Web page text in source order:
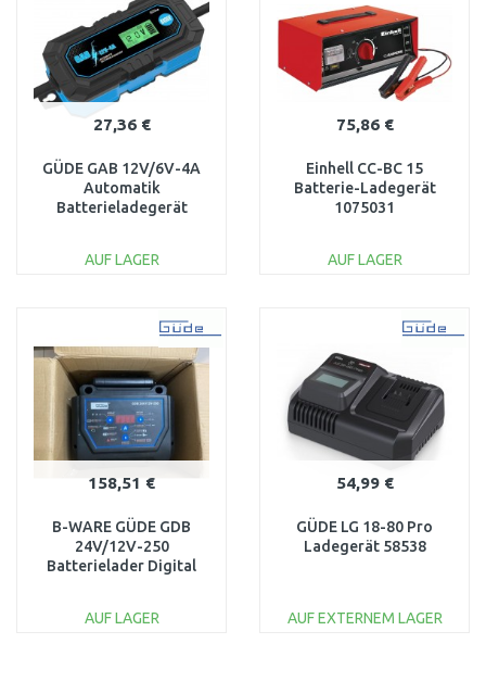
27,36 €
GÜDE GAB 12V/6V-4A
Automatik
Batterieladegerät
AUF LAGER
Vergleichen
75,86 €
Einhell CC-BC 15
Batterie-Ladegerät
1075031
AUF LAGER
Vergleichen
158,51 €
B-WARE GÜDE GDB
24V/12V-250
Batterielader Digital
AUF LAGER
54,99 €
GÜDE LG 18-80 Pro
Ladegerät 58538
AUF EXTERNEM LAGER